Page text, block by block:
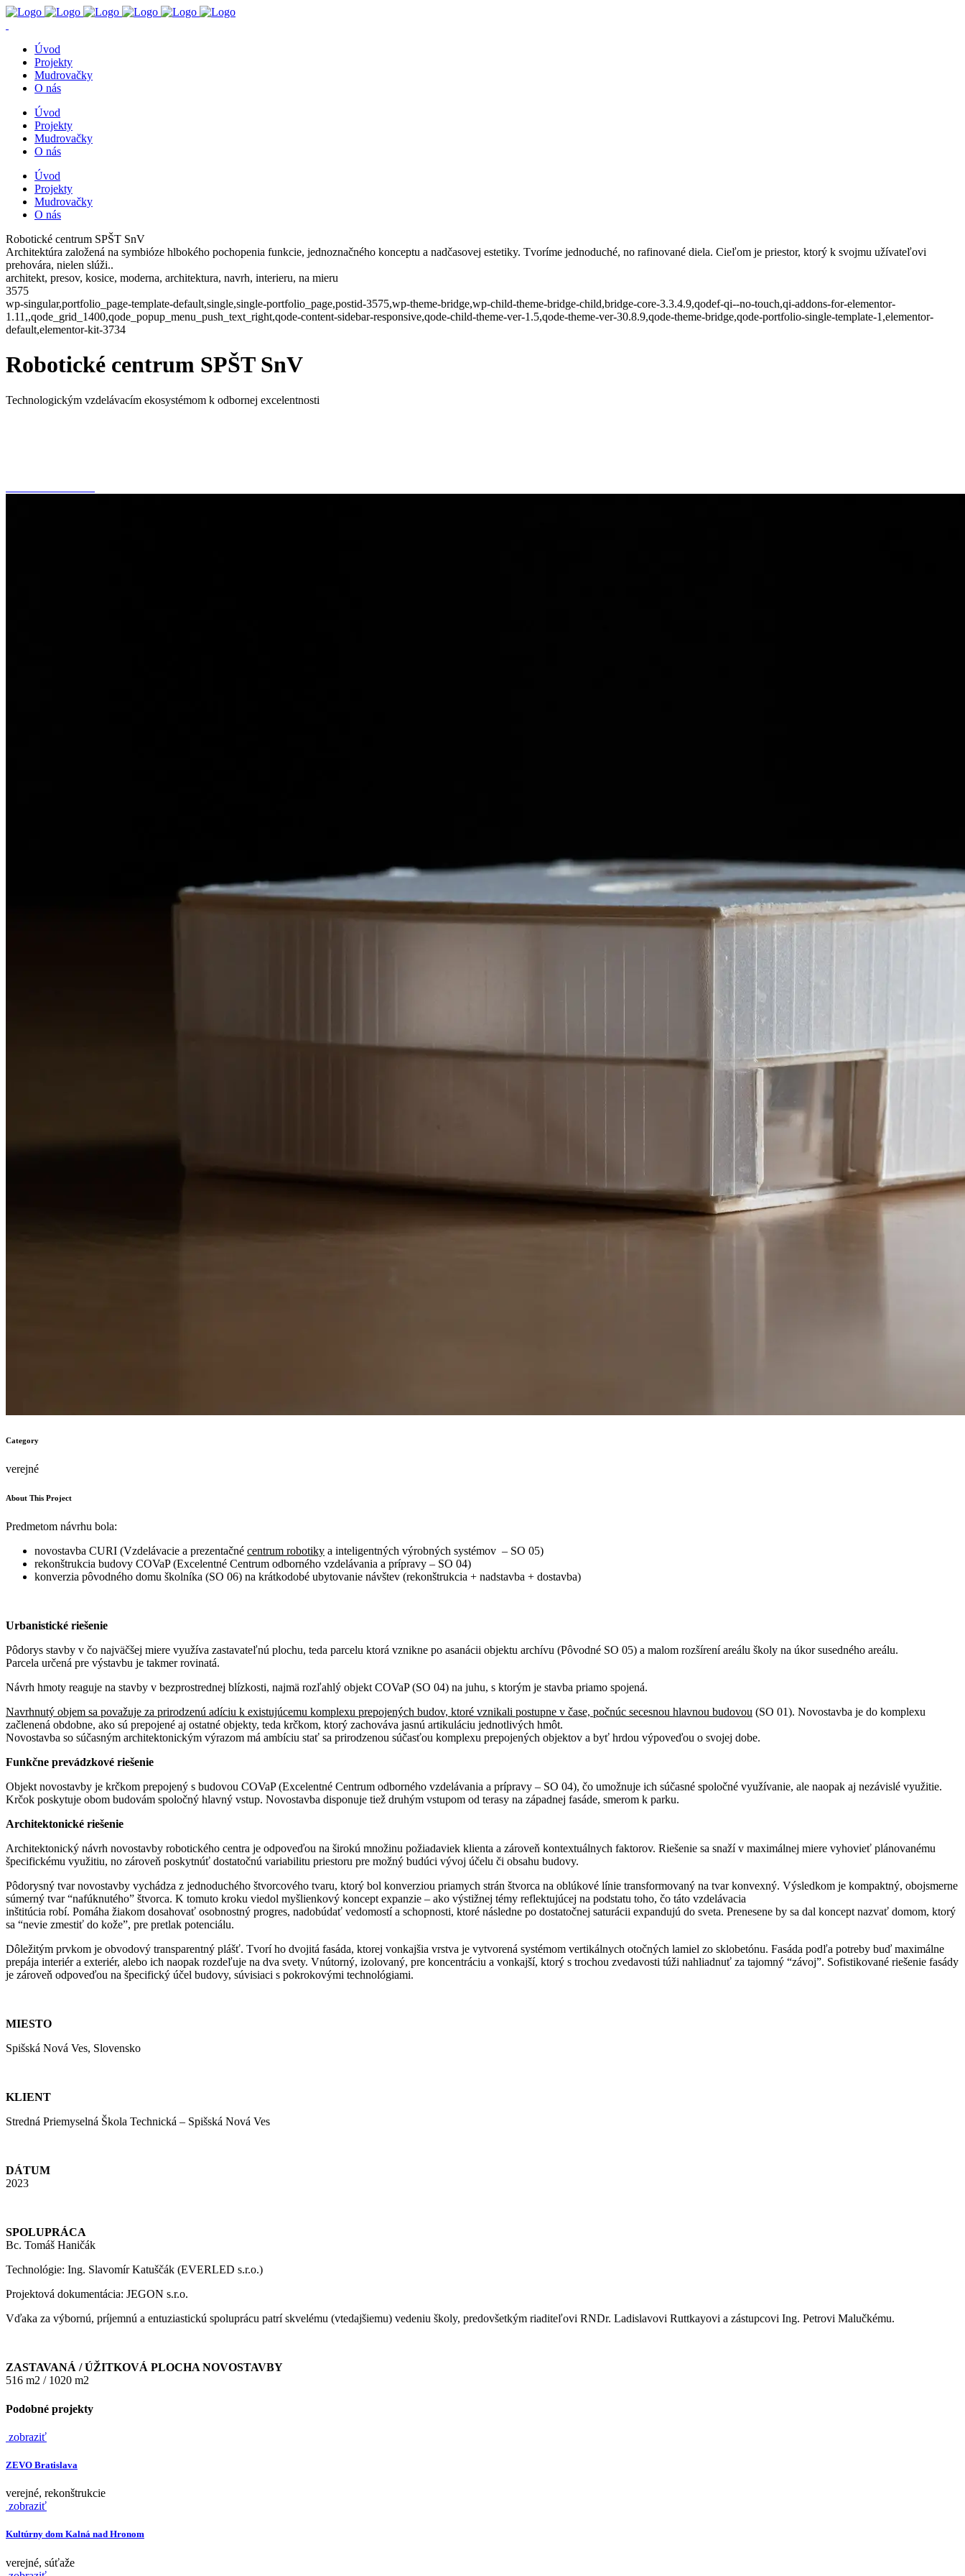
Úvod
Projekty
Mudrovačky
O nás
Úvod
Projekty
Mudrovačky
O nás
Úvod
Projekty
Mudrovačky
O nás
Robotické centrum SPŠT SnV
Architektúra založená na symbióze hlbokého pochopenia funkcie, jednoznačného konceptu a nadčasovej estetiky. Tvoríme jednoduché, no rafinované diela. Cieľom je priestor, ktorý k svojmu užívateľovi
prehovára, nielen slúži..
architekt, presov, kosice, moderna, architektura, navrh, interieru, na mieru
3575
wp-singular,portfolio_page-template-default,single,single-portfolio_page,postid-3575,wp-theme-bridge,wp-child-theme-bridge-child,bridge-core-3.3.4.9,qodef-qi--no-touch,qi-addons-for-elementor-
1.11,,qode_grid_1400,qode_popup_menu_push_text_right,qode-content-sidebar-responsive,qode-child-theme-ver-1.5,qode-theme-ver-30.8.9,qode-theme-bridge,qode-portfolio-single-template-1,elementor-
default,elementor-kit-3734
Robotické centrum SPŠT SnV
Technologickým vzdelávacím ekosystémom k odbornej excelentnosti
Category
verejné
About This Project
Predmetom návrhu bola:
novostavba CURI (Vzdelávacie a prezentačné centrum robotiky a inteligentných výrobných systémov – SO 05)
rekonštrukcia budovy COVaP (Excelentné Centrum odborného vzdelávania a prípravy – SO 04)
konverzia pôvodného domu školníka (SO 06) na krátkodobé ubytovanie návštev (rekonštrukcia + nadstavba + dostavba)
Urbanistické riešenie
Pôdorys stavby v čo najväčšej miere využíva zastavateľnú plochu, teda parcelu ktorá vznikne po asanácii objektu archívu (Pôvodné SO 05) a malom rozšírení areálu školy na úkor susedného areálu.
Parcela určená pre výstavbu je takmer rovinatá.
Návrh hmoty reaguje na stavby v bezprostrednej blízkosti, najmä rozľahlý objekt COVaP (SO 04) na juhu, s ktorým je stavba priamo spojená.
Navrhnutý objem sa považuje za prirodzenú adíciu k existujúcemu komplexu prepojených budov, ktoré vznikali postupne v čase, počnúc secesnou hlavnou budovou (SO 01). Novostavba je do komplexu
začlenená obdobne, ako sú prepojené aj ostatné objekty, teda krčkom, ktorý zachováva jasnú artikuláciu jednotlivých hmôt.
Novostavba so súčasným architektonickým výrazom má ambíciu stať sa prirodzenou súčasťou komplexu prepojených objektov a byť hrdou výpoveďou o svojej dobe.
Funkčne prevádzkové riešenie
Objekt novostavby je krčkom prepojený s budovou COVaP (Excelentné Centrum odborného vzdelávania a prípravy – SO 04), čo umožnuje ich súčasné spoločné využívanie, ale naopak aj nezávislé využitie.
Krčok poskytuje obom budovám spoločný hlavný vstup. Novostavba disponuje tiež druhým vstupom od terasy na západnej fasáde, smerom k parku.
Architektonické riešenie
Architektonický návrh novostavby robotického centra je odpoveďou na širokú množinu požiadaviek klienta a zároveň kontextuálnych faktorov. Riešenie sa snaží v maximálnej miere vyhovieť plánovanému
špecifickému využitiu, no zároveň poskytnúť dostatočnú variabilitu priestoru pre možný budúci vývoj účelu či obsahu budovy.
Pôdorysný tvar novostavby vychádza z jednoduchého štvorcového tvaru, ktorý bol konverziou priamych strán štvorca na oblúkové línie transformovaný na tvar konvexný. Výsledkom je kompaktný, obojsmerne
súmerný tvar “nafúknutého” štvorca. K tomuto kroku viedol myšlienkový koncept expanzie – ako výstižnej témy reflektujúcej na podstatu toho, čo táto vzdelávacia
inštitúcia robí. Pomáha žiakom dosahovať osobnostný progres, nadobúdať vedomostí a schopnosti, ktoré následne po dostatočnej saturácii expandujú do sveta. Prenesene by sa dal koncept nazvať domom, ktorý
sa “nevie zmestiť do kože”, pre pretlak potenciálu.
Dôležitým prvkom je obvodový transparentný plášť. Tvorí ho dvojitá fasáda, ktorej vonkajšia vrstva je vytvorená systémom vertikálnych otočných lamiel zo sklobetónu. Fasáda podľa potreby buď maximálne
prepája interiér a exteriér, alebo ich naopak rozdeľuje na dva svety. Vnútorný, izolovaný, pre koncentráciu a vonkajší, ktorý s trochou zvedavosti túži nahliadnuť za tajomný “závoj”. Sofistikované riešenie fasády
je zároveň odpoveďou na špecifický účel budovy, súvisiaci s pokrokovými technológiami.
MIESTO
Spišská Nová Ves, Slovensko
KLIENT
Stredná Priemyselná Škola Technická – Spišská Nová Ves
DÁTUM
2023
SPOLUPRÁCA
Bc. Tomáš Haničák
Technológie: Ing. Slavomír Katuščák (EVERLED s.r.o.)
Projektová dokumentácia: JEGON s.r.o.
Vďaka za výbornú, príjemnú a entuziastickú spoluprácu patrí skvelému (vtedajšiemu) vedeniu školy, predovšetkým riaditeľovi RNDr. Ladislavovi Ruttkayovi a zástupcovi Ing. Petrovi Malučkému.
ZASTAVANÁ / ÚŽITKOVÁ PLOCHA NOVOSTAVBY
516 m2 / 1020 m2
Podobné projekty
zobraziť
ZEVO Bratislava
verejné, rekonštrukcie
zobraziť
Kultúrny dom Kalná nad Hronom
verejné, súťaže